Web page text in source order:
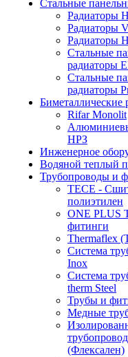
Стальные
Радиаторы
Радиаторы
Радиаторы
Стальные
радиаторы
Стальные
радиаторы
Биметаллические
Rifar Monolit
НРЗ
Инженерное
Водяной теплый
Трубопроводы и
ТЕСЕ -
полиэтилен
ONE PLUS
фитинги
Thermaflex
Система
Inox
Система
therm Steel
Трубы и
Медные
(Флексален)